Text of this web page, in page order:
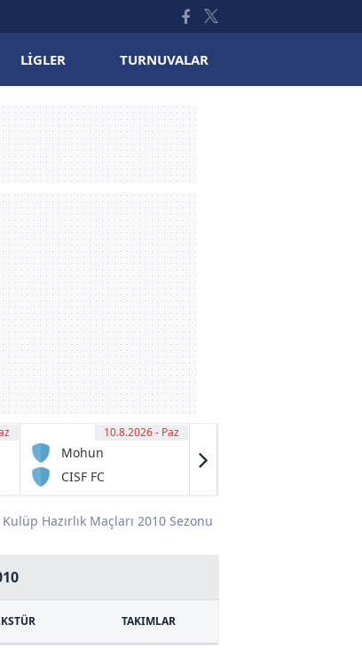
LIGLER TURNUVALAR
13:30
10.8.2026 - Paz
Mohun
Bagan SG
CISF FC
Kulüp Hazırlık Maçları 2010 Sezonu
TAKIMLAR